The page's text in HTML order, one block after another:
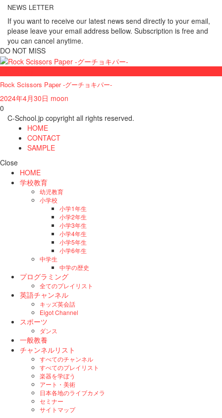
NEWS LETTER
If you want to receive our latest news send directly to your email,
please leave your email address bellow. Subscription is free and
you can cancel anytime.
DO NOT MISS
Rock Scissors Paper -グーチョキパー-
2024年4月30日 moon
0
C-School.jp copyright all rights reserved.
HOME
CONTACT
SAMPLE
Close
HOME
学校教育
幼児教育
小学校
小学1年生
小学2年生
小学3年生
小学4年生
小学5年生
小学6年生
中学生
中学の歴史
プログラミング
全てのプレイリスト
英語チャンネル
キッズ英会話
Eigot Channel
スポーツ
ダンス
一般教養
チャンネルリスト
すべてのチャンネル
すべてのプレイリスト
楽器を学ぼう
アート・美術
日本各地のライブカメラ
セミナー
サイトマップ